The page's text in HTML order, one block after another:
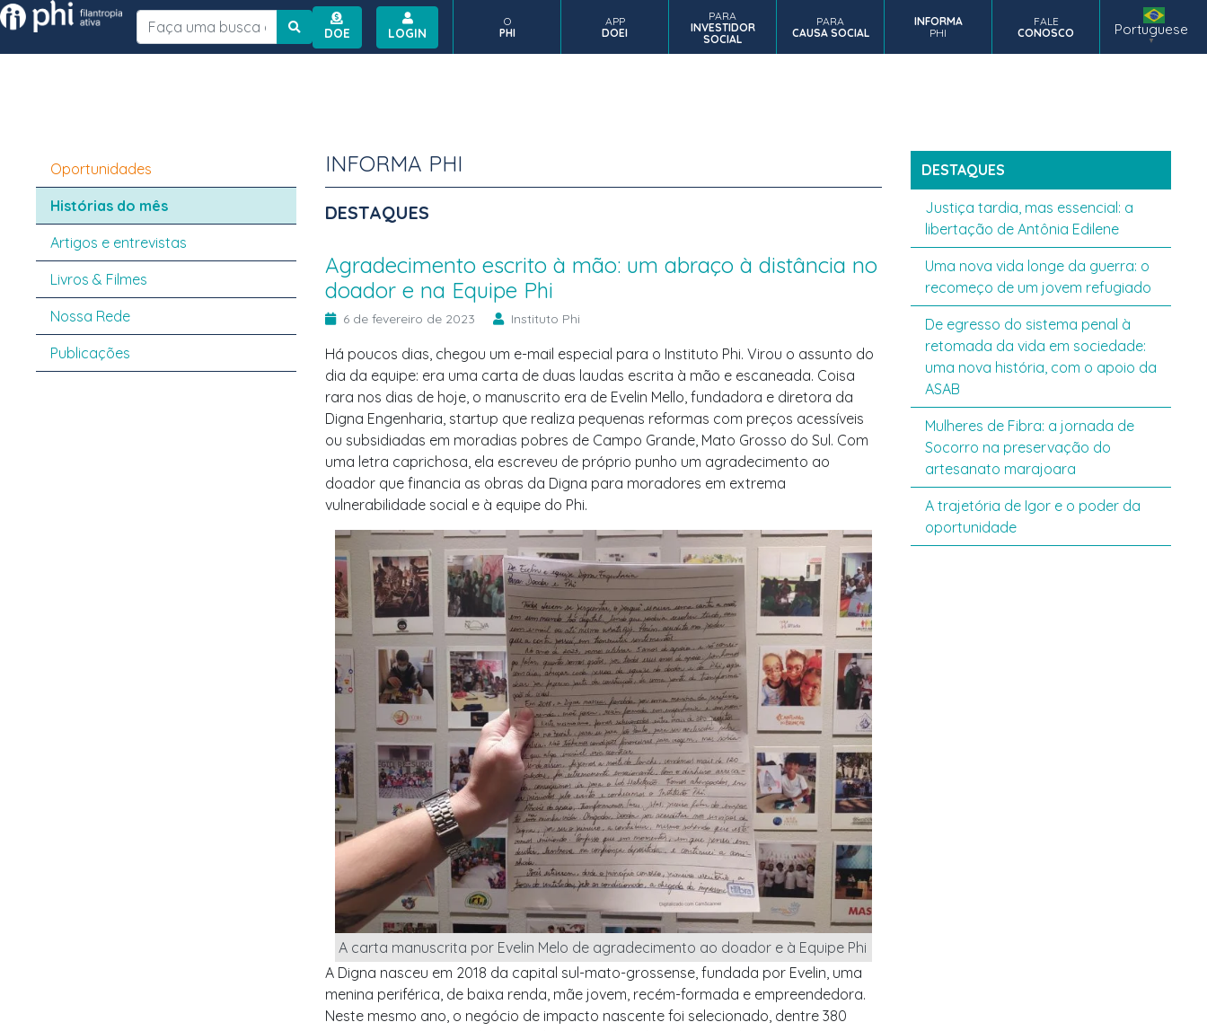
Instituto PHI DOE LOGIN
O
PHI
COMPLIANCE
APP
DOEI
APP DOEI
PARA
INVESTIDOR
SOCIAL
INVESTIDORES E
PARCEIROS
PARA
CAUSA SOCIAL
CADASTRE SUA
INSTITUIÇÃO
INFORMA
PHI
NOSSAS
PUBLICAÇÕES
FALE
CONOSCO
FAQ Portuguese
▼
INFORMA PHI
DESTAQUES
Agradecimento escrito à mão: um abraço à distância no
doador e na Equipe Phi
6 de fevereiro de 2023 Instituto Phi
Há poucos dias, chegou um e-mail especial para o Instituto Phi. Virou o assunto do
dia da equipe: era uma carta de duas laudas escrita à mão e escaneada. Coisa
rara nos dias de hoje, o manuscrito era de Evelin Mello, fundadora e diretora da
Digna Engenharia, startup que realiza pequenas reformas com preços acessíveis
ou subsidiadas em moradias pobres de Campo Grande, Mato Grosso do Sul. Com
uma letra caprichosa, ela escreveu de próprio punho um agradecimento ao
doador que financia as obras da Digna para moradores em extrema
vulnerabilidade social e à equipe do Phi.
A carta manuscrita por Evelin Melo de agradecimento ao doador e à Equipe Phi
A Digna nasceu em 2018 da capital sul-mato-grossense, fundada por Evelin, uma
menina periférica, de baixa renda, mãe jovem, recém-formada e empreendedora.
Neste mesmo ano, o negócio de impacto nascente foi selecionado, dentre 380
Oportunidades
Histórias do mês
Artigos e entrevistas
Livros & Filmes
Nossa Rede
Publicações
DESTAQUES
Justiça tardia, mas essencial: a
libertação de Antônia Edilene
Uma nova vida longe da guerra: o
recomeço de um jovem refugiado
De egresso do sistema penal à
retomada da vida em sociedade:
uma nova história, com o apoio da
ASAB
Mulheres de Fibra: a jornada de
Socorro na preservação do
artesanato marajoara
A trajetória de Igor e o poder da
oportunidade